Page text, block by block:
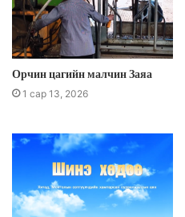
Орчин цагийн малчин Заяа
1 сар 13, 2026